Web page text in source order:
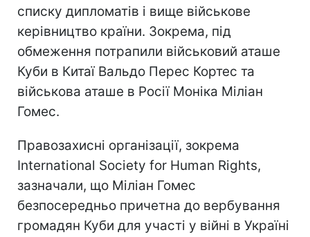
списку дипломатів і вище військове
керівництво країни. Зокрема, під
обмеження потрапили військовий аташе
Куби в Китаї Вальдо Перес Кортес та
військова аташе в Росії Моніка Міліан
Гомес.
Правозахисні організації, зокрема
International Society for Human Rights,
зазначали, що Міліан Гомес
безпосередньо причетна до вербування
громадян Куби для участі у війні в Україні